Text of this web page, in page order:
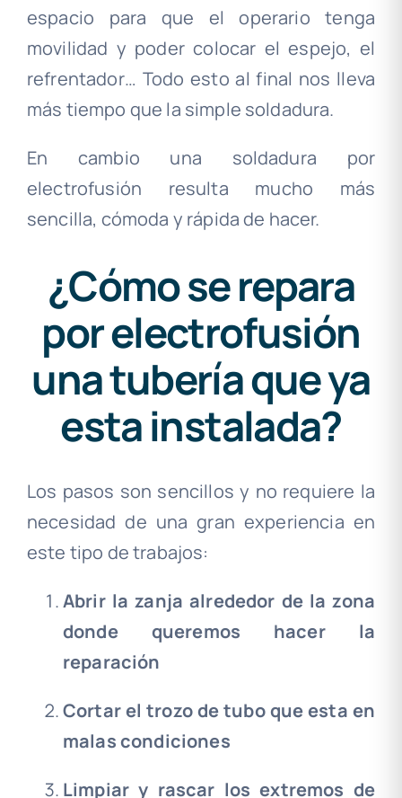
espacio para que el operario tenga
movilidad y poder colocar el espejo, el
refrentador… Todo esto al final nos lleva
más tiempo que la simple soldadura.
En cambio una soldadura por
electrofusión resulta mucho más
sencilla, cómoda y rápida de hacer.
¿Cómo se repara
por electrofusión
una tubería que ya
esta instalada?
Los pasos son sencillos y no requiere la
necesidad de una gran experiencia en
este tipo de trabajos:
Abrir la zanja alrededor de la zona
donde queremos hacer la
reparación
Cortar el trozo de tubo que esta en
malas condiciones
Limpiar y rascar los extremos de